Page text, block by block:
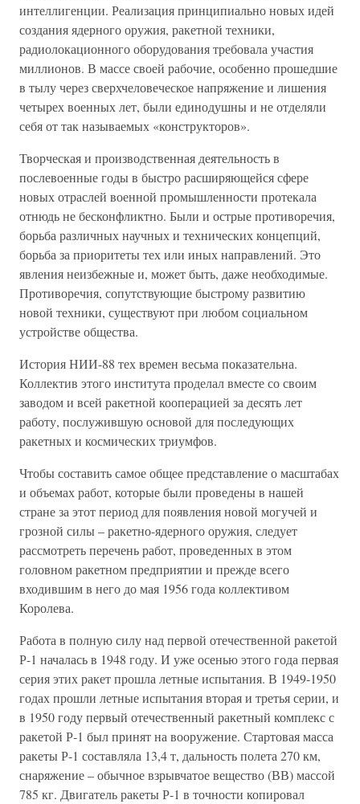
интеллигенции. Реализация принципиально новых идей
создания ядерного оружия, ракетной техники,
радиолокационного оборудования требовала участия
миллионов. В массе своей рабочие, особенно прошедшие
в тылу через сверхчеловеческое напряжение и лишения
четырех военных лет, были единодушны и не отделяли
себя от так называемых «конструкторов».
Творческая и производственная деятельность в
послевоенные годы в быстро расширяющейся сфере
новых отраслей военной промышленности протекала
отнюдь не бесконфликтно. Были и острые противоречия,
борьба различных научных и технических концепций,
борьба за приоритеты тех или иных направлений. Это
явления неизбежные и, может быть, даже необходимые.
Противоречия, сопутствующие быстрому развитию
новой техники, существуют при любом социальном
устройстве общества.
История НИИ-88 тех времен весьма показательна.
Коллектив этого института проделал вместе со своим
заводом и всей ракетной кооперацией за десять лет
работу, послужившую основой для последующих
ракетных и космических триумфов.
Чтобы составить самое общее представление о масштабах
и объемах работ, которые были проведены в нашей
стране за этот период для появления новой могучей и
грозной силы – ракетно-ядерного оружия, следует
рассмотреть перечень работ, проведенных в этом
головном ракетном предприятии и прежде всего
входившим в него до мая 1956 года коллективом
Королева.
Работа в полную силу над первой отечественной ракетой
Р-1 началась в 1948 году. И уже осенью этого года первая
серия этих ракет прошла летные испытания. В 1949-1950
годах прошли летные испытания вторая и третья серии, и
в 1950 году первый отечественный ракетный комплекс с
ракетой Р-1 был принят на вооружение. Стартовая масса
ракеты Р-1 составляла 13,4 т, дальность полета 270 км,
снаряжение – обычное взрывчатое вещество (ВВ) массой
785 кг. Двигатель ракеты Р-1 в точности копировал